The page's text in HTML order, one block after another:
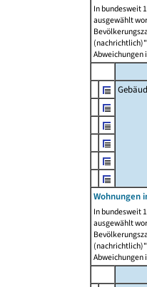
In bundesweit
ausgewählt
Abweichungen
Wohnungen
In bundesweit
ausgewählt
Abweichungen